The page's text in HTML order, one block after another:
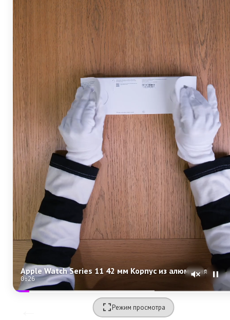
Apple Watch Series 11 42 мм Корпус из алюминия «Rose Gold» Спортивный ремешок S/M «Light Blush»
0:24
Режим просмотра